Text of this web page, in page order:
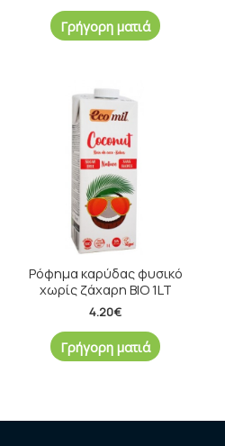
Γρήγορη ματιά
Ρόφημα καρύδας φυσικό
χωρίς ζάχαρη BIO 1LT
4.20€
Γρήγορη ματιά